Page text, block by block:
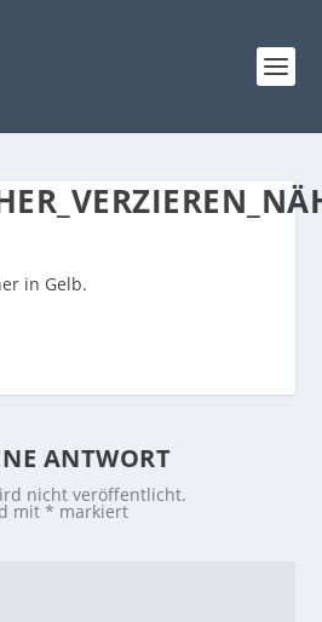
ANTWORT
nicht veröffentlicht.
mit* markiert